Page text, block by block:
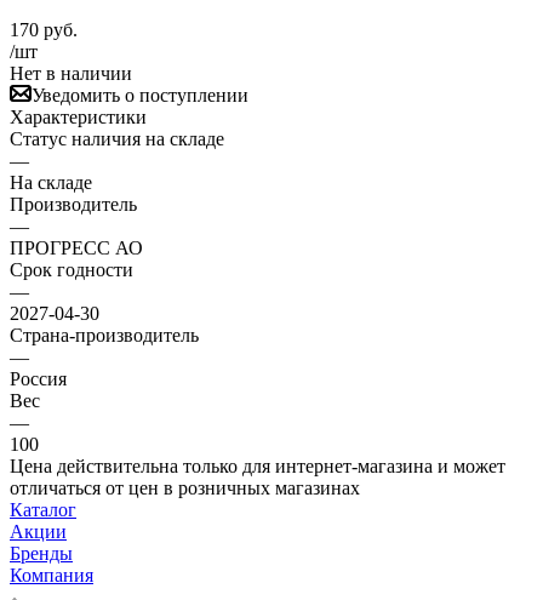
170 руб.
/шт
Нет в наличии
Уведомить о поступлении
Характеристики
Статус наличия на складе
—
На складе
Производитель
—
ПРОГРЕСС АО
Срок годности
—
2027-04-30
Страна-производитель
—
Россия
Вес
—
100
Цена действительна только для интернет-магазина и может
отличаться от цен в розничных магазинах
Каталог
Акции
Бренды
Компания